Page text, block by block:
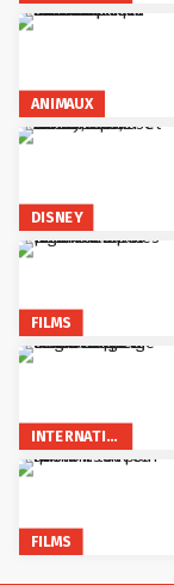
ANIMAUX
DISNEY
FILMS
INTERNATIONAL
FILMS